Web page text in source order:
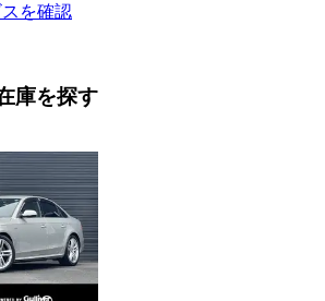
を確認
庫を探す